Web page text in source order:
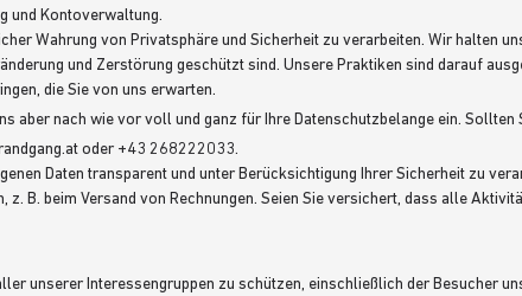
und Kontoverwaltung.
Wahrung von Privatsphäre und Sicherheit zu verarbeiten. Wir halten
und Zerstörung geschützt sind. Unsere Praktiken sind darauf
die Sie von uns erwarten.
aber nach wie vor voll und ganz für Ihre Datenschutzbelange ein.
oder +43 268222033.
Daten transparent und unter Berücksichtigung Ihrer Sicherheit zu
B. beim Versand von Rechnungen. Seien Sie versichert, dass alle
unserer Interessengruppen zu schützen, einschließlich der Besucher